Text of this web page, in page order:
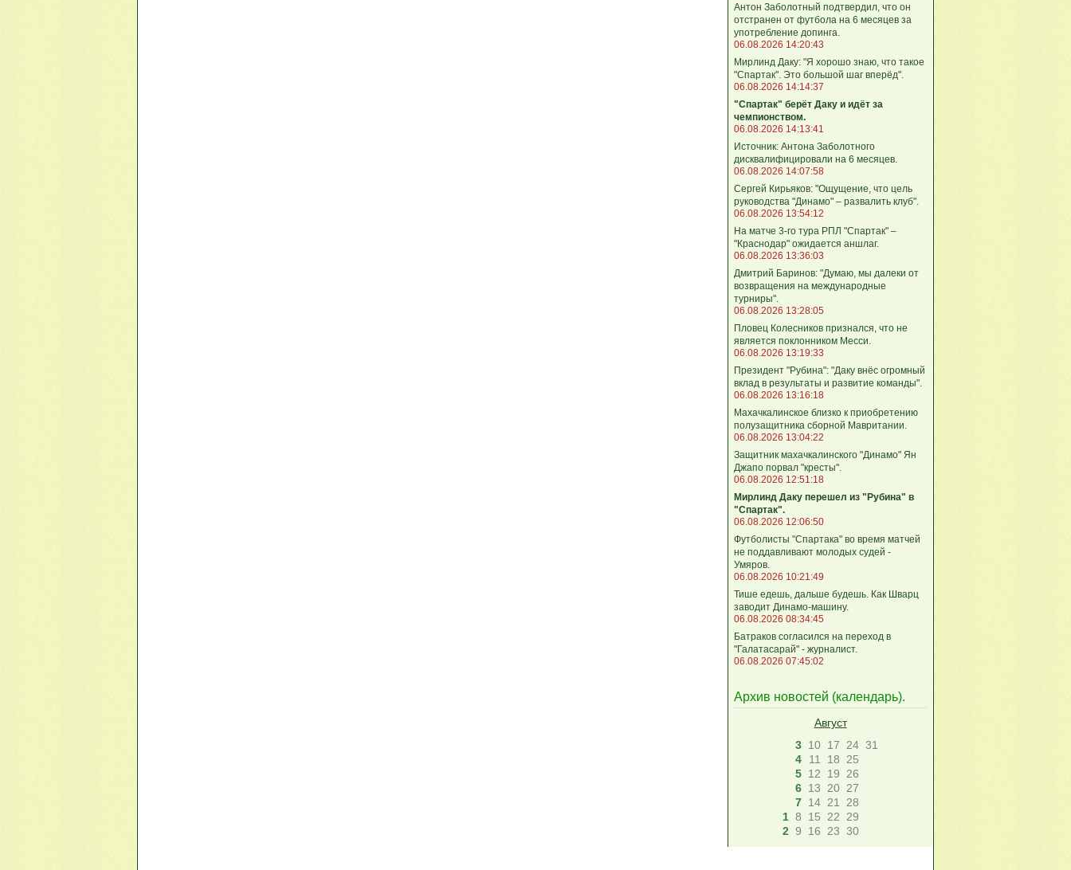
Антон Заболотный подтвердил, что он
отстранен от футбола на 6 месяцев за
употребление допинга.
06.08.2026 14:20:43
Мирлинд Даку: "Я хорошо знаю, что такое
"Спартак". Это большой шаг вперёд".
06.08.2026 14:14:37
"Спартак" берёт Даку и идёт за
чемпионством.
06.08.2026 14:13:41
Источник: Антона Заболотного
дисквалифицировали на 6 месяцев.
06.08.2026 14:07:58
Сергей Кирьяков: "Ощущение, что цель
руководства "Динамо" – развалить клуб".
06.08.2026 13:54:12
На матче 3-го тура РПЛ "Спартак" –
"Краснодар" ожидается аншлаг.
06.08.2026 13:36:03
Дмитрий Баринов: "Думаю, мы далеки от
возвращения на международные
турниры".
06.08.2026 13:28:05
Пловец Колесников признался, что не
является поклонником Месси.
06.08.2026 13:19:33
Президент "Рубина": "Даку внёс огромный
вклад в результаты и развитие команды".
06.08.2026 13:16:18
Махачкалинское близко к приобретению
полузащитника сборной Мавритании.
06.08.2026 13:04:22
Защитник махачкалинского "Динамо" Ян
Джапо порвал "кресты".
06.08.2026 12:51:18
Мирлинд Даку перешел из "Рубина" в
"Спартак".
06.08.2026 12:06:50
Футболисты "Спартака" во время матчей
не поддавливают молодых судей -
Умяров.
06.08.2026 10:21:49
Тише едешь, дальше будешь. Как Шварц
заводит Динамо-машину.
06.08.2026 08:34:45
Батраков согласился на переход в
"Галатасарай" - журналист.
06.08.2026 07:45:02
Архив новостей (календарь).
Август
3 10 17 24 31
4
11 18
25
5 12 19
26
6 13 20 27
7 14 21
28
1 8 15 22
29
2 9 16 23 30